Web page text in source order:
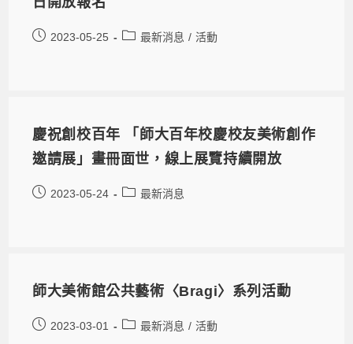
2023-05-25 最新消息 / 活動
慶祝創校百年 「師大百年校慶校友美術創作
邀請展」畫冊面世，線上展覽持續開放
2023-05-24 最新消息
師大美術館公共藝術〈Bragi〉系列活動
2023-03-01 最新消息 / 活動